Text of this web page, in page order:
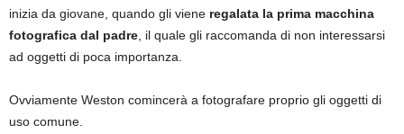
inizia da giovane, quando gli viene regalata la prima macchina
fotografica dal padre , il quale gli raccomanda di non interessarsi
ad oggetti di poca importanza.
Ovviamente Weston comincerà a fotografare proprio gli oggetti di
uso comune.